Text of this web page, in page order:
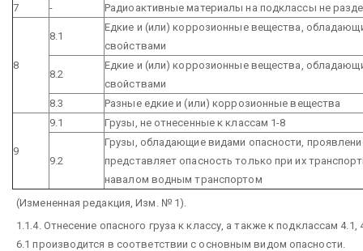
7
- Радиоактивные материалы на подклассы не
8
8.1
Едкие и (или) коррозионные вещества,
свойствами
8.2
Едкие и (или) коррозионные вещества,
свойствами
8.3
Разные едкие и (или) коррозионные вещества
9
9.1 Грузы, не отнесенные к классам 1-8
9.2
Грузы, обладающие видами опасности,
представляет опасность только при их
навалом водным транспортом
(Измененная редакция, Изм. № 1).
1.1.4. Отнесение опасного груза к классу, а также к подклассам 4.1,
6.1 производится в соответствии с основным видом опасности.